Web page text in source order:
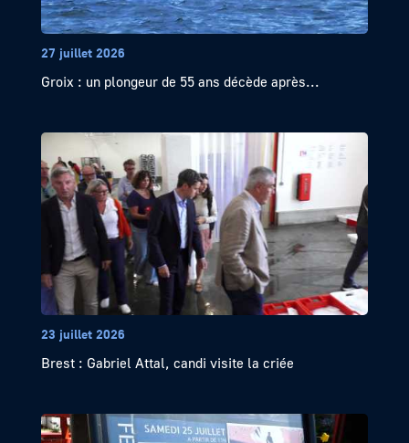
27 juillet 2026
Groix : un plongeur de 55 ans décède après...
23 juillet 2026
Brest : Gabriel Attal, candi visite la criée